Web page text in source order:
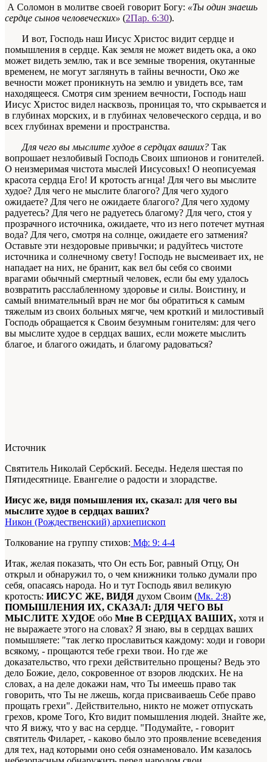
А Соломон в молитве своей говорит Богу: «Ты один знаешь
сердце сынов человеческих» (2Пар. 6:30).
И вот, Господь наш Иисус Христос видит сердце и
помышления в сердце. Как земля не может видеть ока, а око
может видеть землю, так и все земные творения, окутанные
временем, не могут заглянуть в тайны вечности, Око же
вечности может проникнуть на землю и увидеть все, там
находящееся. Смотря сим зрением вечности, Господь наш
Иисус Христос видел насквозь, проницая то, что скрывается и
в глубинах морских, и в глубинах человеческого сердца, и во
всех глубинах времени и пространства.
Для чего вы мыслите худое в сердцах ваших? Так
вопрошает незлобивый Господь Своих шпионов и гонителей.
О неизмеримая чистота мыслей Иисусовых! О неописуемая
красота сердца Его! И кротость агнца! Для чего вы мыслите
худое? Для чего не мыслите благого? Для чего худого
ожидаете? Для чего не ожидаете благого? Для чего худому
радуетесь? Для чего не радуетесь благому? Для чего, стоя у
прозрачного источника, ожидаете, что из него потечет мутная
вода? Для чего, смотря на солнце, ожидаете его затмения?
Оставьте эти нездоровые привычки; и радуйтесь чистоте
источника и солнечному свету! Господь не высмеивает их, не
нападает на них, не бранит, как вел бы себя со своими
врагами обычный смертный человек, если бы ему удалось
возвратить расслабленному здоровье и силы. Воистину, и
самый внимательный врач не мог бы обратиться к самым
тяжелым из своих больных мягче, чем кроткий и милостивый
Господь обращается к Своим безумным гонителям: для чего
вы мыслите худое в сердцах ваших, если можете мыслить
благое, и благого ожидать, и благому радоваться?
Источник
Святитель Николай Сербский. Беседы. Неделя шестая по
Пятидесятнице. Евангелие о радости и злорадстве.
Иисус же, видя помышления их, сказал: для чего вы
мыслите худое в сердцах ваших?
Никон (Рождественский) архиепископ
Толкование на группу стихов: Мф: 9: 4-4
Итак, желая показать, что Он есть Бог, равный Отцу, Он
открыл и обнаружил то, о чем книжники только думали про
себя, опасаясь народа. Но и тут Господь явил великую
кротость: ИИСУС ЖЕ, ВИДЯ духом Своим (Мк. 2:8)
ПОМЫШЛЕНИЯ ИХ, СКАЗАЛ: ДЛЯ ЧЕГО ВЫ
МЫСЛИТЕ ХУДОЕ обо Мне В СЕРДЦАХ ВАШИХ, хотя и
не выражаете этого на словах? Я знаю, вы в сердцах ваших
помышляете: "так легко прославиться каждому: ходи и говори
всякому, - прощаются тебе грехи твои. Но где же
доказательство, что грехи действительно прощены? Ведь это
дело Божие, дело, сокровенное от взоров людских. Не на
словах, а на деле докажи нам, что Ты имеешь право так
говорить, что Ты не лжешь, когда присваиваешь Себе право
прощать грехи". Действительно, никто не может отпускать
грехов, кроме Того, Кто видит помышления людей. Знайте же,
что Я вижу, что у вас на сердце. "Подумайте, - говорит
святитель Филарет, - каково было это проявление всеведения
для тех, над которыми оно себя ознаменовало. Им казалось